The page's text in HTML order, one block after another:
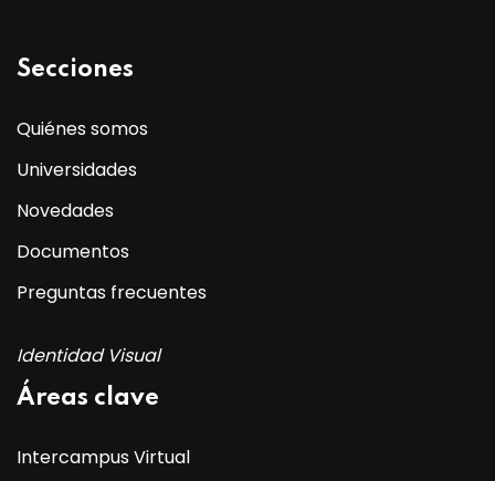
Secciones
Quiénes somos
Universidades
Novedades
Documentos
Preguntas frecuentes
Identidad Visual
Áreas clave
Intercampus Virtual